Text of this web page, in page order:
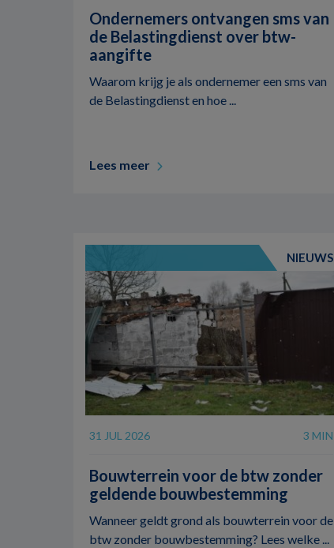
Ondernemers ontvangen sms van
de Belastingdienst over btw-
aangifte
Waarom krijg je als ondernemer een sms van
de Belastingdienst en hoe ...
Lees meer
NIEUWS
31 JUL 2026 3 MIN
Bouwterrein voor de btw zonder
geldende bouwbestemming
Wanneer geldt grond als bouwterrein voor de
btw zonder bouwbestemming? Lees welke ...